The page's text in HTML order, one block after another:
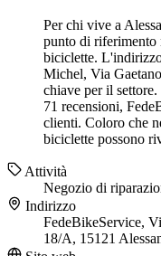
Per chi vive a
punto di riferimento
biciclette.
Michel, Via
chiave per il
71 recensioni,
clienti. Coloro che
biciclette possono
Attività
Negozio di
Indirizzo
FedeBikeService,
18/A, 15121